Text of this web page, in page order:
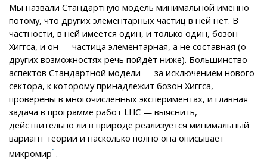
Мы назвали Стандартную модель минимальной именно
потому, что других элементарных частиц в ней нет. В
частности, в ней имеется один, и только один, бозон
Хиггса, и он — частица элементарная, а не составная (о
других возможностях речь пойдёт ниже). Большинство
аспектов Стандартной модели — за исключением нового
сектора, к которому принадлежит бозон Хиггса, —
проверены в многочисленных экспериментах, и главная
задача в программе работ LHC — выяснить,
действительно ли в природе реализуется минимальный
вариант теории и насколько полно она описывает
микромир1 .